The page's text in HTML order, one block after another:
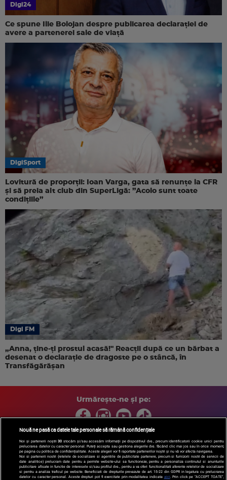
Digi24
Ce spune Ilie Bolojan despre publicarea declarației de
avere a partenerei sale de viață
DigiSport
Lovitură de proporții: Ioan Varga, gata să renunțe la CFR
și să preia alt club din SuperLigă: ”Acolo sunt toate
condițiile”
Digi FM
„Anna, ţine-ţi prostul acasă!" Reacţii după ce un bărbat a
desenat o declaraţie de dragoste pe o stâncă, în
Transfăgărăşan
Urmărește-ne și pe:
Copyright © 2026 / DIGI ROMANIA S.A.
Arhiva
Comunicate de presă Politica de confidentialitate
Termeni
si conditii
Gestionați preferințele| Contact/Info Codul etic
Nouă ne pasă ca datele tale personale să rămână confidențiale
Noi și partenerii noștri30 stocăm și/sau accesăm informații pe dispozitivul dvs., precum identificatorii cookie unici pentru
prelucrarea datelor cu caracter personal. Puteți accepta sau gestiona alegerile dvs. făcând clic mai jos sau în orice moment,
pe pagina cu politica de confidențialitate. Aceste alegeri vor fi raportate partenerilor noștri și nu vă vor afecta navigarea.
Noi si partenerii nostri (retelele de socializare si agentiile de publicitate partenere, precum si furnizorii nostri de servicii de
date analitice) prelucram date pentru a permite website-ului sa functioneze, pentru a personaliza continutul si anunturile
publicitare afisate in functie de interesele si/sau profilul dvs., pentru a va oferi functionalitati aferente retelelor de socializare
si pentru a analiza traficul pe website. Beneficiati de drepturile prevazute de art. 15-22 din GDPR in legatura cu prelucrarea
datelor cu caracter personal. Aceste drepturi pot fi exercitate prin modalitatea indicata aici. Prin click pe “ACCEPT TOATE”,